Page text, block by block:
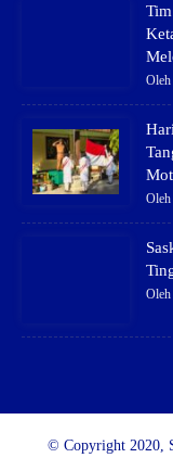
Oleh
Oleh
Oleh
© Copyright 2020,